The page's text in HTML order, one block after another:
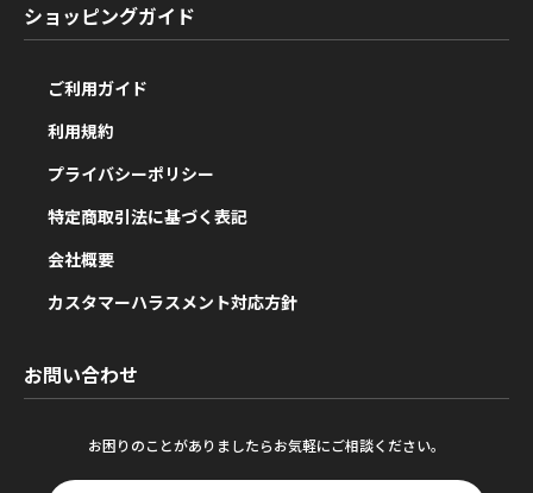
ショッピングガイド
ご利用ガイド
利用規約
プライバシーポリシー
特定商取引法に基づく表記
会社概要
カスタマーハラスメント対応方針
お問い合わせ
お困りのことがありましたらお気軽にご相談ください。